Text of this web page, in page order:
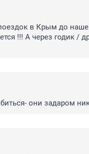
в Крым до
!!! А через годик /
они задаром